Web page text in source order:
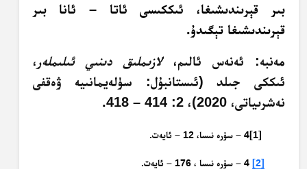
بىر قېرىندىشىغا، ئىككىسى ئاتا – ئانا بىر
قېرىندىشىغا تېگىدۇ.
مەنبە: ئەنەس ئالىم،لازىملىق دىنىي ئىلىملەر ،
ئىككى جىلد (ئىستانبۇل: سۈلەيمانىيە ۋەقفى
نەشرىياتى، 2020)، 2: 414 – 418.
[1]4 – سۈرە نىسا، 12 – ئايەت.
[2] 4 – سۈرە نىسا ، 176 – ئايەت.